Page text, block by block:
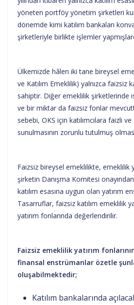
yöneten portföy yönetim şirketleri
dönemde kimi katılım bankaları
şirketleriyle birlikte işlemler
Ülkemizde hâlen iki tane bireysel
ve Katılım Emeklilik) yalnızca faizsiz
sahiptir. Diğer emeklilik şirketlerinde
ve bir miktar da faizsiz fonlar
sebebi, OKS için katılımcılara faizli
sunulmasının zorunlu tutulmuş
Faizsiz bireysel emeklilikte, emeklilik
şirketin Danışma Komitesi
katılım esasına uygun olan yatırım
Tasarruflar, faizsiz katılım emeklilik
yatırım fonlarında değerlendirilir.
Faizsiz emeklilik yatırım
finansal enstrümanlar özetle
oluşabilmektedir;
Katılım bankalarında